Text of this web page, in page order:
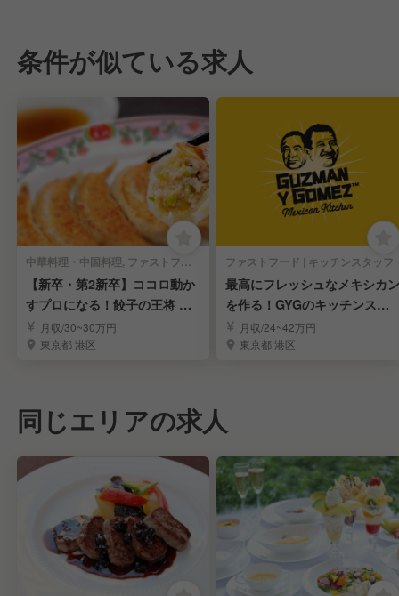
条件が似ている求人
中華料理・中国料理, ファストフード | キッチンスタッフ
【新卒・第2新卒】ココロ動か
すプロになる！餃子の王将 店
舗スタッフ募集
月収/30~30万円
東京都 港区
ファストフード | キッチンスタッフ
最高にフレッシュなメキシカン
を作る！GYGのキッチンスタ
ッフ月収/24~42万円
東京都 港区
同じエリアの求人